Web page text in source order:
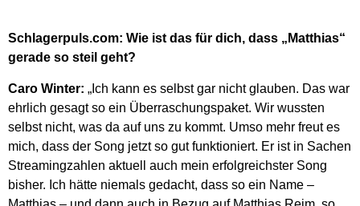
Schlagerpuls.com: Wie ist das für dich, dass „Matthias“
gerade so steil geht?
Caro Winter: „Ich kann es selbst gar nicht glauben. Das war
ehrlich gesagt so ein Überraschungspaket. Wir wussten
selbst nicht, was da auf uns zu kommt. Umso mehr freut es
mich, dass der Song jetzt so gut funktioniert. Er ist in Sachen
Streamingzahlen aktuell auch mein erfolgreichster Song
bisher. Ich hätte niemals gedacht, dass so ein Name –